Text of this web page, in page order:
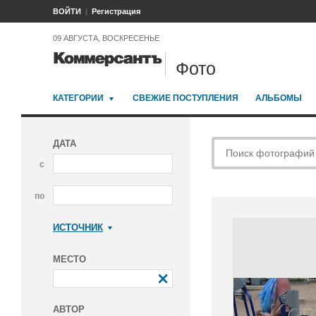
ВОЙТИ Регистрация
09 АВГУСТА, ВОСКРЕСЕНЬЕ
Фото
КАТЕГОРИИ СВЕЖИЕ ПОСТУПЛЕНИЯ АЛЬБОМЫ
ДАТА
с
по
ИСТОЧНИК
МЕСТО
АВТОР